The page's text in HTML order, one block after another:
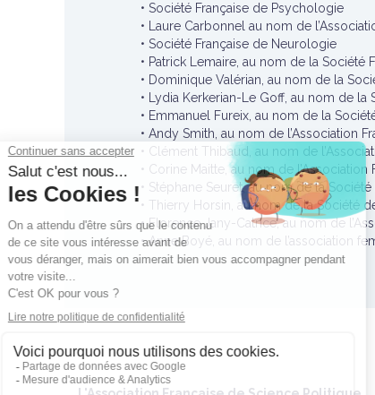
• Société Française de Psychologie
• Laure Carbonnel au nom de
• Société Française de Neurologie
• Patrick Lemaire, au nom de la
• Dominique Valérian, au nom de la
• Lydia Kerkerian-Le Goff, au nom de la
• Emmanuel Fureix, au nom de la
• Andy Smith, au nom de l’Association
• Clément Thibaud, au nom de
• Corine Maitte, au nom de
• Stéphane Seuret, au nom de la
• Thierry Horsin, au nom de la Société
• Florence Jany-Catrice, au nom de
• Anne Boyé, au nom de l’association